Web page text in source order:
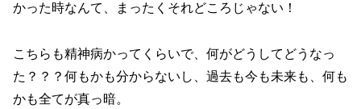
かった時なんて、まったくそれどころじゃない！
こちらも精神病かってくらいで、何がどうしてどうなっ
た？？？何もかも分からないし、過去も今も未来も、何も
かも全てが真っ暗。